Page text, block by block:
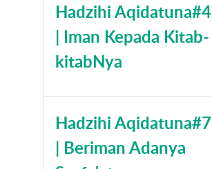
Hadzihi Aqidatuna#4
| Iman Kepada Kitab-
kitabNya
Hadzihi Aqidatuna#7
| Beriman Adanya